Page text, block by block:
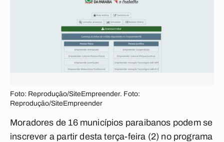
Foto: Reprodução/SiteEmpreender. Foto:
Reprodução/SiteEmpreender
Moradores de 16 municípios paraibanos podem se
inscrever a partir desta terça-feira (2) no programa